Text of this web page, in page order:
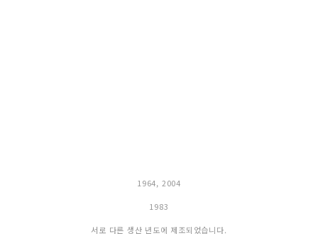
1964, 2004
1983
서로 다른 생산 년도에 제조되었습니다.